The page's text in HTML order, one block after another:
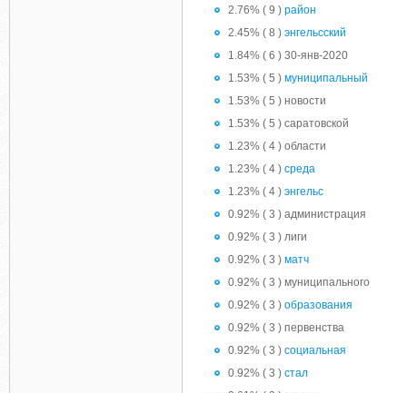
2.76% ( 9 ) район
2.45% ( 8 ) энгельсский
1.84% ( 6 ) 30-янв-2020
1.53% ( 5 ) муниципальный
1.53% ( 5 ) новости
1.53% ( 5 ) саратовской
1.23% ( 4 ) области
1.23% ( 4 ) среда
1.23% ( 4 ) энгельс
0.92% ( 3 ) администрация
0.92% ( 3 ) лиги
0.92% ( 3 ) матч
0.92% ( 3 ) муниципального
0.92% ( 3 ) образования
0.92% ( 3 ) первенства
0.92% ( 3 ) социальная
0.92% ( 3 ) стал